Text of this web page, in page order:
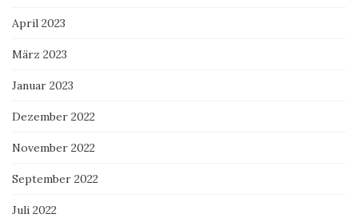
April 2023
März 2023
Januar 2023
Dezember 2022
November 2022
September 2022
Juli 2022